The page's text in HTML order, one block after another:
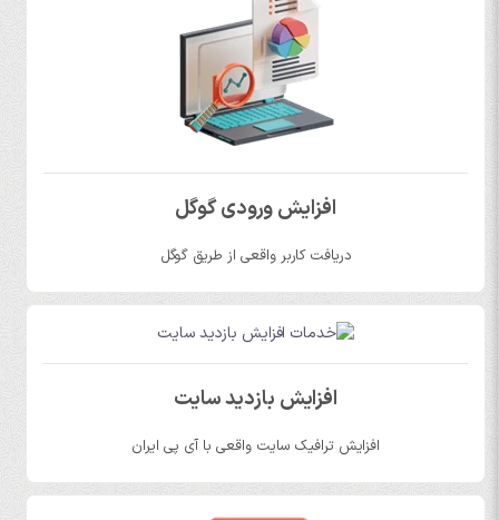
افزایش ورودی گوگل
دریافت کاربر واقعی از طریق گوگل
افزایش بازدید سایت
افزایش ترافیک سایت واقعی با آی پی ایران